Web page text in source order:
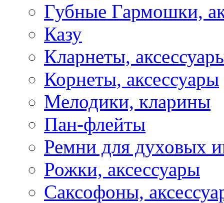
Губные Гармошки,
Казу
Кларнеты,
Корнеты, аксессуары
Мелодики, кларины
Пан-флейты
Ремни для духовых
Рожки, аксессуары
Саксофоны,